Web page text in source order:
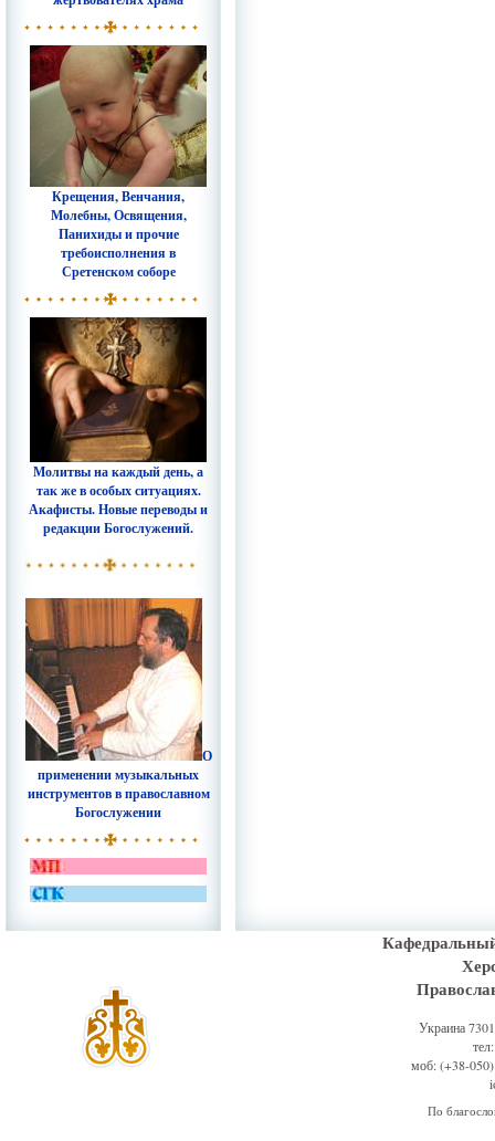
Крещения, Венчания,
Молебны, Освящения,
Панихиды и прочие
требоисполнения в
Сретенском соборе
Молитвы на каждый день, а
так же в особых ситуациях.
Акафисты. Новые переводы и
редакции Богослужений.
О
применении музыкальных
инструментов в православном
Богослужении
Украина
моб: (+38-
По